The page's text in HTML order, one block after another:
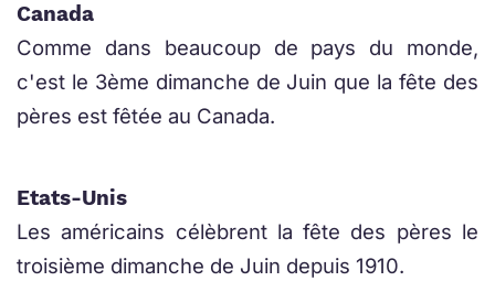
Canada
Comme dans beaucoup de pays du monde,
c'est le 3ème dimanche de Juin que la fête des
pères est fêtée au Canada.
Etats-Unis
Les américains célèbrent la fête des pères le
troisième dimanche de Juin depuis 1910.